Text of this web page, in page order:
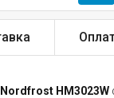
HM3023W